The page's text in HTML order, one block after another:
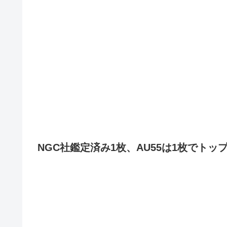
NGC社鑑定済み1枚、AU55は1枚でトッ